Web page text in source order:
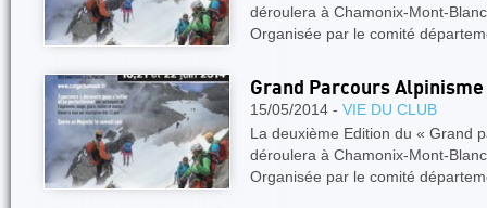
déroulera à Chamonix-Mont-
Organisée par le comité
Grand Parcours Alpinisme
15/05/2014 - VIE DU CLUB
La deuxième Edition du « Grand
déroulera à Chamonix-Mont-
Organisée par le comité